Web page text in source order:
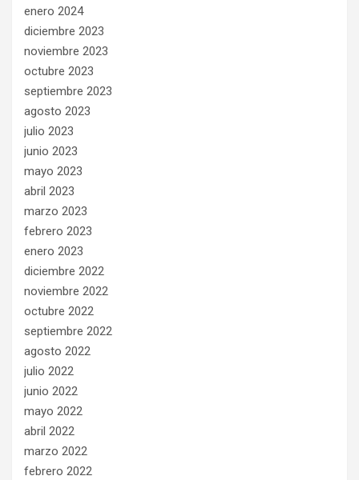
enero 2024
diciembre 2023
noviembre 2023
octubre 2023
septiembre 2023
agosto 2023
julio 2023
junio 2023
mayo 2023
abril 2023
marzo 2023
febrero 2023
enero 2023
diciembre 2022
noviembre 2022
octubre 2022
septiembre 2022
agosto 2022
julio 2022
junio 2022
mayo 2022
abril 2022
marzo 2022
febrero 2022